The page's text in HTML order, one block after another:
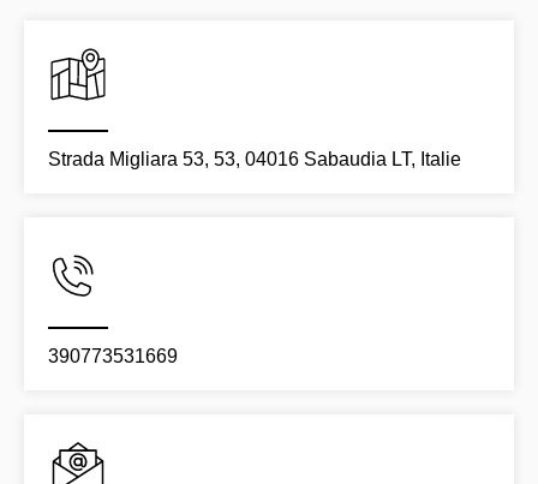
Strada Migliara 53, 53, 04016 Sabaudia LT, Italie
390773531669